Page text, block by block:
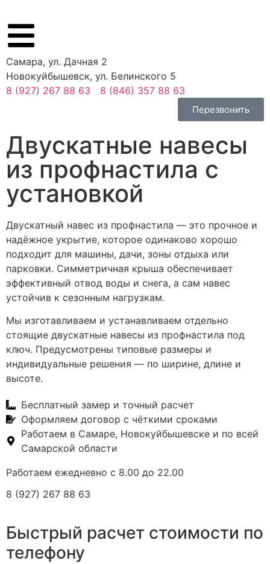
Самара, ул. Дачная 2
Новокуйбышевск, ул. Белинского 5
8 (927) 267 88 63
8 (846) 357 88 63
Перезвонить
Двускатные навесы
из профнастила с
установкой
Двускатный навес из профнастила — это прочное и
надёжное укрытие, которое одинаково хорошо
подходит для машины, дачи, зоны отдыха или
парковки. Симметричная крыша обеспечивает
эффективный отвод воды и снега, а сам навес
устойчив к сезонным нагрузкам.
Мы изготавливаем и устанавливаем отдельно
стоящие двускатные навесы из профнастила под
ключ. Предусмотрены типовые размеры и
индивидуальные решения — по ширине, длине и
высоте.
Бесплатный замер и точный расчет
Оформляем договор с чёткими сроками
Работаем в Самаре, Новокуйбышевске и по всей
Самарской области
Работаем ежедневно с 8.00 до 22.00
8 (927) 267 88 63
Быстрый расчет стоимости по
телефону